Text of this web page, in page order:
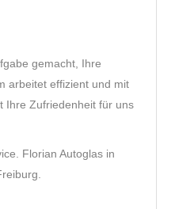
gemacht, Ihre
arbeitet effizient und mit
Ihre Zufriedenheit für uns
Florian Autoglas in